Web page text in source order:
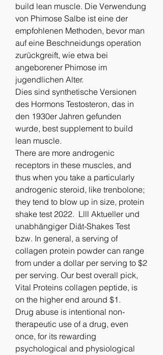
build lean muscle. Die Verwendung
von Phimose Salbe ist eine der
empfohlenen Methoden, bevor man
auf eine Beschneidungs operation
zurückgreift, wie etwa bei
angeborener Phimose im
jugendlichen Alter.
Dies sind synthetische Versionen
des Hormons Testosteron, das in
den 1930er Jahren gefunden
wurde, best supplement to build
lean muscle.
There are more androgenic
receptors in these muscles, and
thus when you take a particularly
androgenic steroid, like trenbolone;
they tend to blow up in size, protein
shake test 2022.  Llll Aktueller und
unabhängiger Diät-Shakes Test
bzw. In general, a serving of
collagen protein powder can range
from under a dollar per serving to $2
per serving. Our best overall pick,
Vital Proteins collagen peptide, is
on the higher end around $1.
Drug abuse is intentional non-
therapeutic use of a drug, even
once, for its rewarding
psychological and physiological